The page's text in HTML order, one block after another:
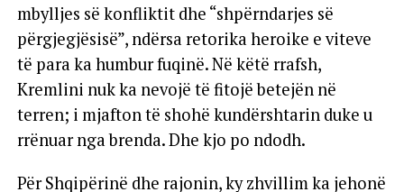
mbylljes së konfliktit dhe “shpërndarjes së
përgjegjësisë”, ndërsa retorika heroike e viteve
të para ka humbur fuqinë. Në këtë rrafsh,
Kremlini nuk ka nevojë të fitojë betejën në
terren; i mjafton të shohë kundërshtarin duke u
rrënuar nga brenda. Dhe kjo po ndodh.
Për Shqipërinë dhe rajonin, ky zhvillim ka jehonë